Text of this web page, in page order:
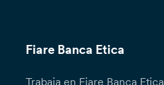
Fiare Banca Etica
Trabaja en Fiare Banca Etica